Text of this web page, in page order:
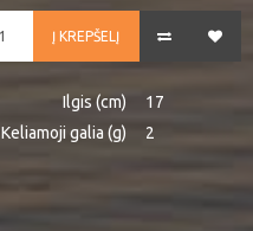
Į KREPŠELĮ
Ilgis (cm)
17
Keliamoji galia (g)
2